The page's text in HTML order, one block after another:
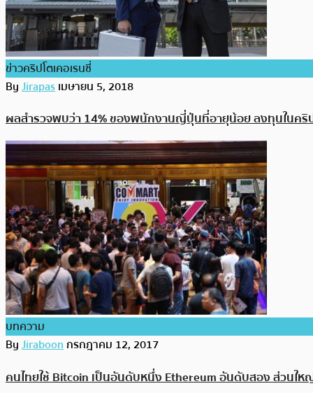
ข่าวคริปโตเคอเรนซี่
ByJirapasเมษายน 5, 2018
ผลสำรวจพบว่า 14% ของพนักงานญี่ปุ่นที่อายุน้อย ลงทุนในคริ
บทความ
ByJiraboonกรกฎาคม 12, 2017
คนไทยใช้ Bitcoin เป็นอันดับหนึ่ง Ethereum อันดับสอง ส่วนให